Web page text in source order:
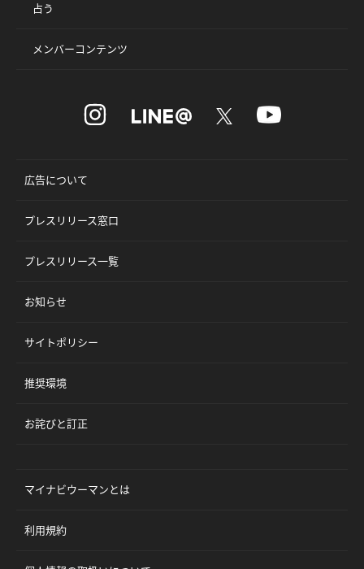
占う
メンバーコンテンツ
広告について
プレスリリース窓口
プレスリリース一覧
お知らせ
サイトポリシー
推奨環境
お詫びと訂正
マイナビウーマンとは
利用規約